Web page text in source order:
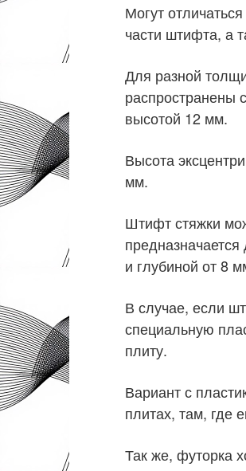
Могут
части штифта, а
Для разной
распространены
высотой 12 мм.
Высота
мм.
Штифт стяжки
и глубиной от 8
В случае, если
специальную
плиту.
Вариант с
плитах, там, где
Так же, футорка